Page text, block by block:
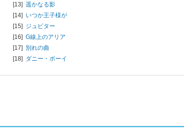
[13] 遥かなる影
[14] いつか王子様が
[15] ジュピター
[16] G線上のアリア
[17] 別れの曲
[18] ダニー・ボーイ